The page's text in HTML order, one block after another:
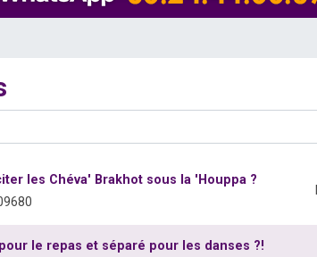
les Chéva' Brakhot sous la 'Houppa ?
le repas et séparé pour les danses ?!